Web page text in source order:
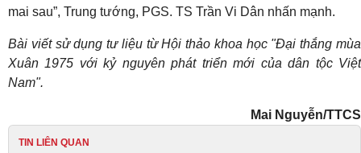
mai sau”, Trung tướng, PGS. TS Trần Vi Dân nhấn mạnh.
Bài viết sử dụng tư liệu từ Hội thảo khoa học "Đại thắng mùa
Xuân 1975 với kỷ nguyên phát triển mới của dân tộc Việt
Nam".
Mai Nguyễn/TTCS
TIN LIÊN QUAN